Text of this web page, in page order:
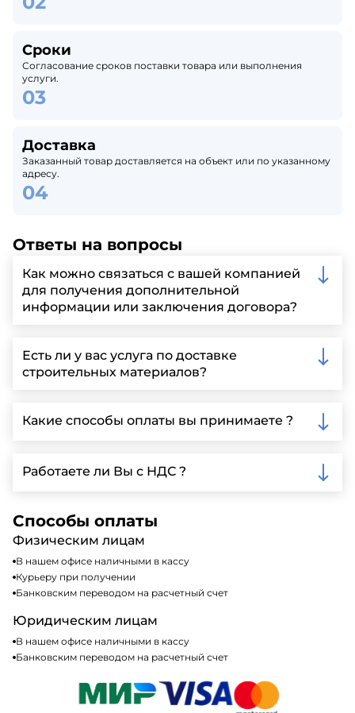
Сроки
Согласование сроков поставки товара или выполнения
услуги.
Доставка
Заказанный товар доставляется на объект или по указанному
адресу.
Ответы на вопросы
Как можно связаться с вашей компанией
для получения дополнительной
информации или заключения договора?
запрос через нашу официальную почту или
заполнить форму на нашем сайте для более
детальной информации и организации встречи.
Есть ли у вас услуга по доставке
строительных материалов?
Ленинградской области, у нас собственный
автопарк, для обеспечения быстрой и надежной
Какие способы оплаты вы принимаете ?
включая наличные, банковские переводы,
кредитные карты. Подробную информацию о
Работаете ли Вы с НДС ?
налогообложения, т.е с НДС 20%
Способы оплаты
Физическим лицам
В нашем офисе наличными в кассу
Курьеру при получении
Банковским переводом на расчетный счет
Юридическим лицам
В нашем офисе наличными в кассу
Банковским переводом на расчетный счет